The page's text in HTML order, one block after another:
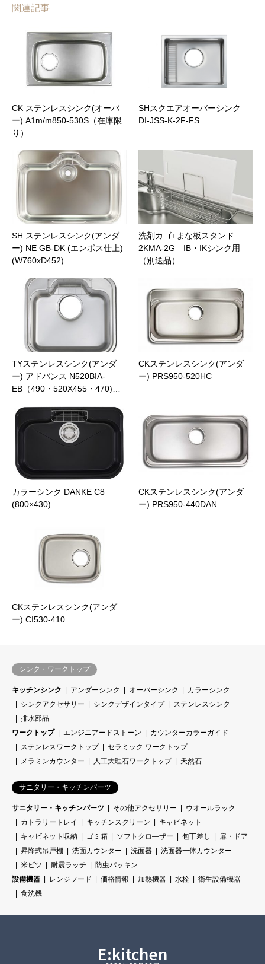
関連記事
CK ステンレスシンク(オーバ
ー) A1m/m850-530S（在庫限
り）
SHスクエアオーバーシンク
DI-JSS-K-2F-FS
SH ステンレスシンク(アンダ
ー) NE GB-DK (エンボス仕上)
(W760xD452)
洗剤カゴ+まな板スタンド
2KMA-2G IB・IKシンク用
（別送品）
TYステンレスシンク(アンダ
ー) アドバンス N520BIA-
EB（490・520X455・470)…
CKステンレスシンク(アンダ
ー) PRS950-520HC
カラーシンク DANKE C8
(800×430)
CKステンレスシンク(アンダ
ー) PRS950-440DAN
CKステンレスシンク(アンダ
ー) CI530-410
シンク・ワークトップ
キッチンシンク アンダーシンク オーバーシンク
カラーシンク
シンクアクセサリー
シンクデザインタイプ
ステンレスシンク
排水部品
ワークトップ
エンジニアードストーン
カウンターカラーガイド
ステンレスワークトップ
セラミック ワークトップ
メラミンカウンター
人工大理石ワークトップ 天然石
サニタリー・キッチンパーツ
サニタリー・キッチンパーツ その他アクセサリー
ウオールラック
カトラリートレイ
キッチンスクリーン
キャビネット
キャビネット収納
ゴミ箱 ソフトクロ―ザー 包丁差し
扉・ドア
昇降式吊戸棚
洗面カウンター 洗面器
洗面器一体カウンター
米ビツ
耐震ラッチ
防虫パッキン
設備機器
レンジフード 価格情報 加熱機器 水栓
衛生設備機器
食洗機
E:kitchen